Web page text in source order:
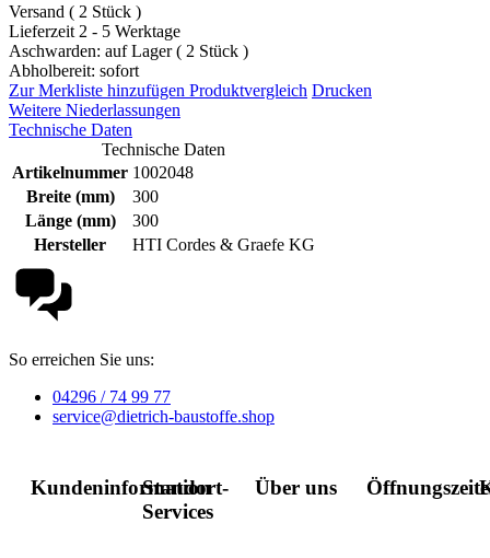
Versand ( 2 Stück )
Lieferzeit 2 - 5 Werktage
Aschwarden: auf Lager ( 2 Stück )
Abholbereit: sofort
Zur Merkliste hinzufügen Produktvergleich Drucken
Weitere Niederlassungen
Technische Daten
Technische Daten
Artikelnummer 1002048
Breite (mm)
300
Länge (mm)
300
Hersteller
HTI Cordes & Graefe KG
So erreichen Sie uns:
04296 / 74 99 77
service@dietrich-baustoffe.shop
Kundeninformation
Standort-
Services
Über uns